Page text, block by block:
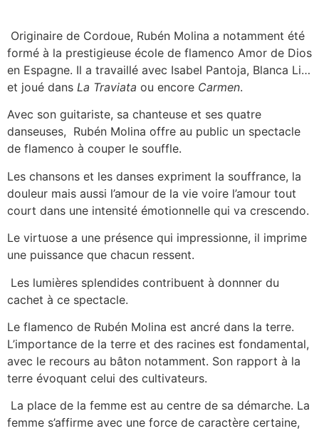
Originaire de Cordoue, Rubén Molina a notamment été
formé à la prestigieuse école de flamenco Amor de Dios
en Espagne. Il a travaillé avec Isabel Pantoja, Blanca Li…
et joué dans La Traviata ou encore Carmen.
Avec son guitariste, sa chanteuse et ses quatre
danseuses, Rubén Molina offre au public un spectacle
de flamenco à couper le souffle.
Les chansons et les danses expriment la souffrance, la
douleur mais aussi l’amour de la vie voire l’amour tout
court dans une intensité émotionnelle qui va crescendo.
Le virtuose a une présence qui impressionne, il imprime
une puissance que chacun ressent.
Les lumières splendides contribuent à donnner du
cachet à ce spectacle.
Le flamenco de Rubén Molina est ancré dans la terre.
L’importance de la terre et des racines est fondamental,
avec le recours au bâton notamment. Son rapport à la
terre évoquant celui des cultivateurs.
La place de la femme est au centre de sa démarche. La
femme s’affirme avec une force de caractère certaine,